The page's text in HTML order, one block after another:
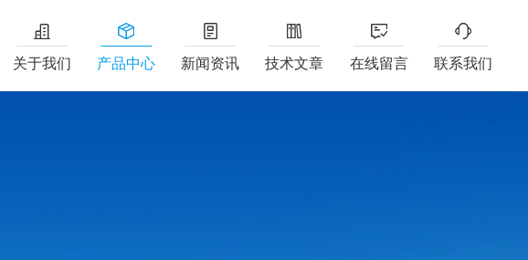
关于我们 产品中心 新闻资讯 技术文章 在线留言 联系我们